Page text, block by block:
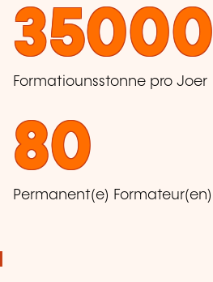
35000
Formatiounsstonne pro Joer
80
Permanent(e) Formateur(en)